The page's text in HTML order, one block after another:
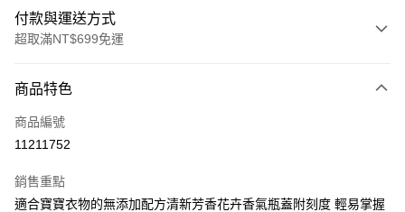
付款與運送方式
超取滿NT$699免運
信用卡一次付款
超商取貨付款
街口支付
商品特色
商品編號
11211752
銷售重點
適合寶寶衣物的無添加配方清新芳香花卉香氣瓶蓋附刻度 輕易掌握